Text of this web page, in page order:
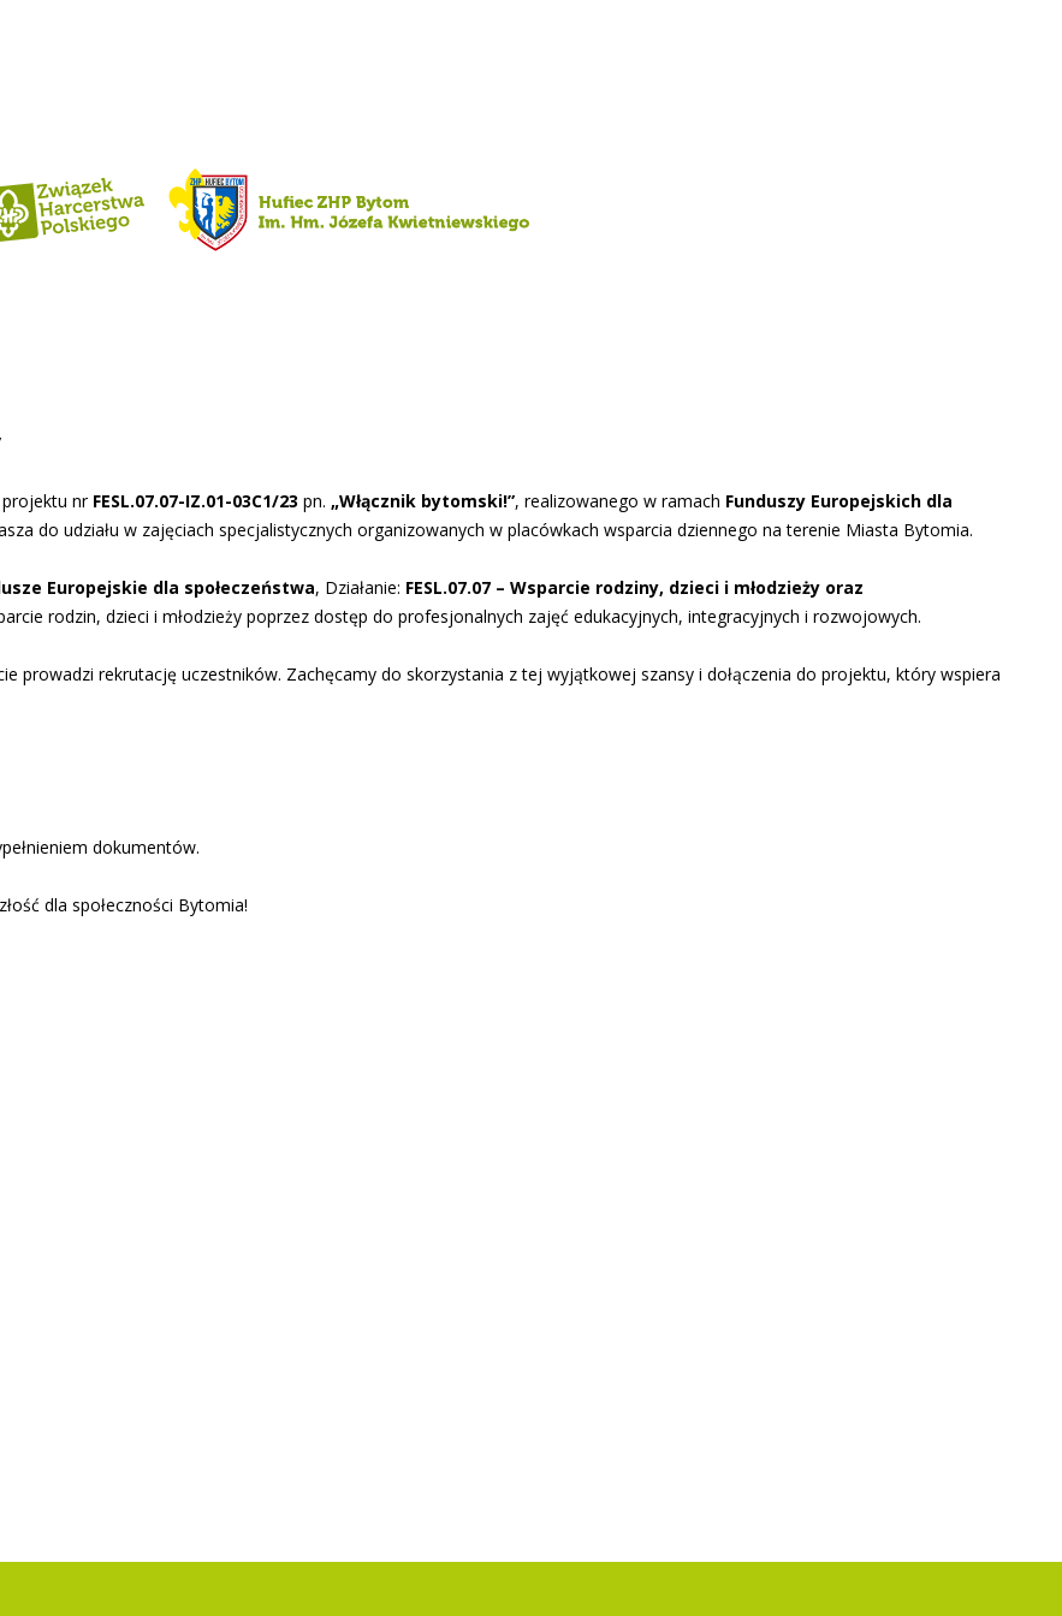
projektu nr FESL.07.07-IZ.01-03C1/23 pn. „Włącznik bytomski!”, realizowanego w ramach Funduszy Europejskich dla
do udziału w zajęciach specjalistycznych organizowanych w placówkach wsparcia dziennego na terenie Miasta Bytomia.
Europejskie dla społeczeństwa, Działanie: FESL.07.07 – Wsparcie rodziny, dzieci i młodzieży oraz
rodzin, dzieci i młodzieży poprzez dostęp do profesjonalnych zajęć edukacyjnych, integracyjnych i rozwojowych.
prowadzi rekrutację uczestników. Zachęcamy do skorzystania z tej wyjątkowej szansy i dołączenia do projektu, który wspiera
dokumentów.
dla społeczności Bytomia!